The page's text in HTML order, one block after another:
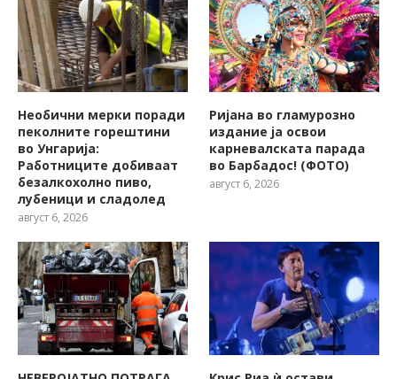
Необични мерки поради
пеколните горештини
во Унгарија:
Работниците добиваат
безалкохолно пиво,
лубеници и сладолед
август 6, 2026
Ријана во гламурозно
издание ја освои
карневалската парада
во Барбадос! (ФОТО)
август 6, 2026